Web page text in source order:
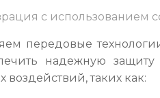
с использованием
передовые
надежную защиту
воздействий, таких как: